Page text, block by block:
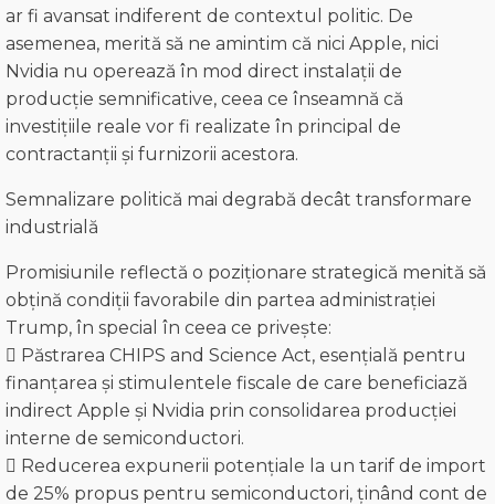
ar fi avansat indiferent de contextul politic. De
asemenea, merită să ne amintim că nici Apple, nici
Nvidia nu operează în mod direct instalații de
producție semnificative, ceea ce înseamnă că
investițiile reale vor fi realizate în principal de
contractanții și furnizorii acestora.
Semnalizare politică mai degrabă decât transformare
industrială
Promisiunile reflectă o poziționare strategică menită să
obțină condiții favorabile din partea administrației
Trump, în special în ceea ce privește:
 Păstrarea CHIPS and Science Act, esențială pentru
finanțarea și stimulentele fiscale de care beneficiază
indirect Apple și Nvidia prin consolidarea producției
interne de semiconductori.
 Reducerea expunerii potențiale la un tarif de import
de 25% propus pentru semiconductori, ținând cont de